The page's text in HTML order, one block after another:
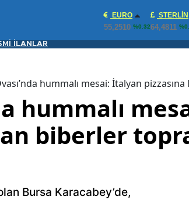
EURO
55,2510 %0.32
STERLIN
64,4811
İLANLAR
hummalı mesai: İtalyan
hummalı
biberler
Bursa Karacabey’de,